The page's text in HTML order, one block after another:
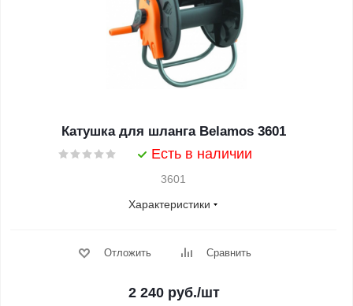
Катушка для шланга Belamos 3601
Есть в наличии
3601
Характеристики
Отложить Сравнить
2 240руб./шт